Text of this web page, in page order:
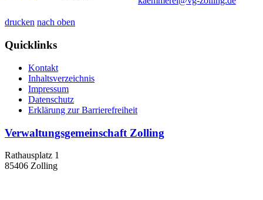
drucken nach oben
Quicklinks
Kontakt
Inhaltsverzeichnis
Impressum
Datenschutz
Erklärung zur Barrierefreiheit
Verwaltungsgemeinschaft Zolling
Rathausplatz 1
85406 Zolling